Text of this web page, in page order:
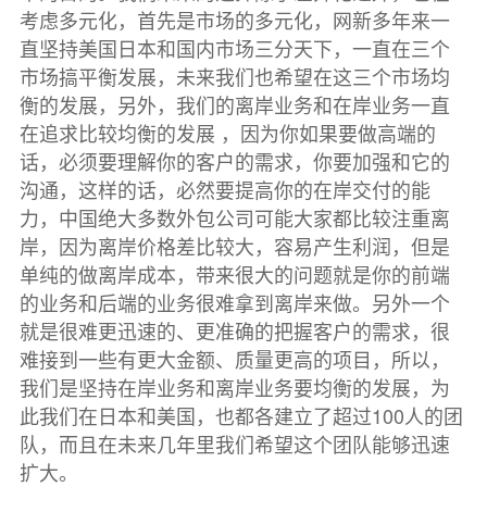
考虑多元化，首先是市场的多元化，网新多年来一
直坚持美国日本和国内市场三分天下，一直在三个
市场搞平衡发展，未来我们也希望在这三个市场均
衡的发展，另外，我们的离岸业务和在岸业务一直
在追求比较均衡的发展 ，因为你如果要做高端的
话，必须要理解你的客户的需求，你要加强和它的
沟通，这样的话，必然要提高你的在岸交付的能
力，中国绝大多数外包公司可能大家都比较注重离
岸，因为离岸价格差比较大，容易产生利润，但是
单纯的做离岸成本，带来很大的问题就是你的前端
的业务和后端的业务很难拿到离岸来做。另外一个
就是很难更迅速的、更准确的把握客户的需求，很
难接到一些有更大金额、质量更高的项目，所以，
我们是坚持在岸业务和离岸业务要均衡的发展，为
此我们在日本和美国，也都各建立了超过100人的团
队，而且在未来几年里我们希望这个团队能够迅速
扩大。